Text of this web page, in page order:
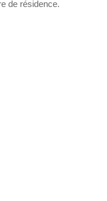
de résidence.